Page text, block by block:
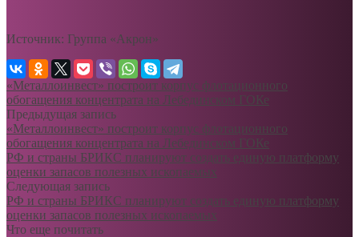
Источник: Группа «Акрон»
«Металлоинвест» построит корпус флотационного
обогащения концентрата на Лебединском ГОКе
Предыдущая запись
«Металлоинвест» построит корпус флотационного
обогащения концентрата на Лебединском ГОКе
РФ и страны БРИКС планируют создать единую платформу
оценки запасов полезных ископаемых
Следующая запись
РФ и страны БРИКС планируют создать единую платформу
оценки запасов полезных ископаемых
Что еще почитать